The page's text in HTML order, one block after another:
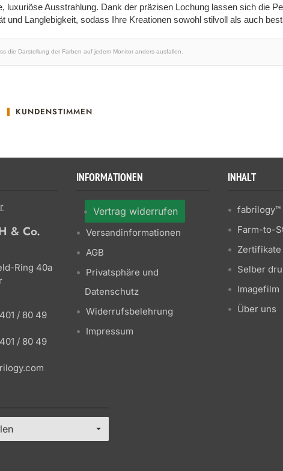
luxuriöse Ausstrahlung. Dank der präzisen Lochung lassen sich die
und Langlebigkeit, sodass Ihre Kreationen sowohl stilvoll als auch
die Darstellung der Farben auf jedem Monitor anders ausfallen.
KUNDENSTIMMEN
& Co.
Ring 40a
/ 80 49
/ 80 49
INFORMATIONEN
Vertrag widerrufen
Versandinformationen
AGB
Privatsphäre und
Datenschutz
Widerrufsbelehrung
Impressum
INHALT
fabrilogy™
Farm-to-
Zertifikate
Selber
Imagefilm
Über uns